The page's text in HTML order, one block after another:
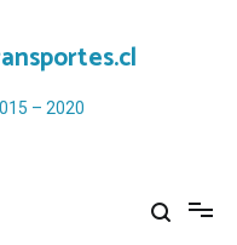
– 2020